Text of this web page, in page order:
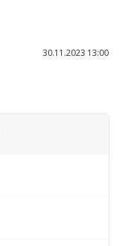
30.11.2023 13:00